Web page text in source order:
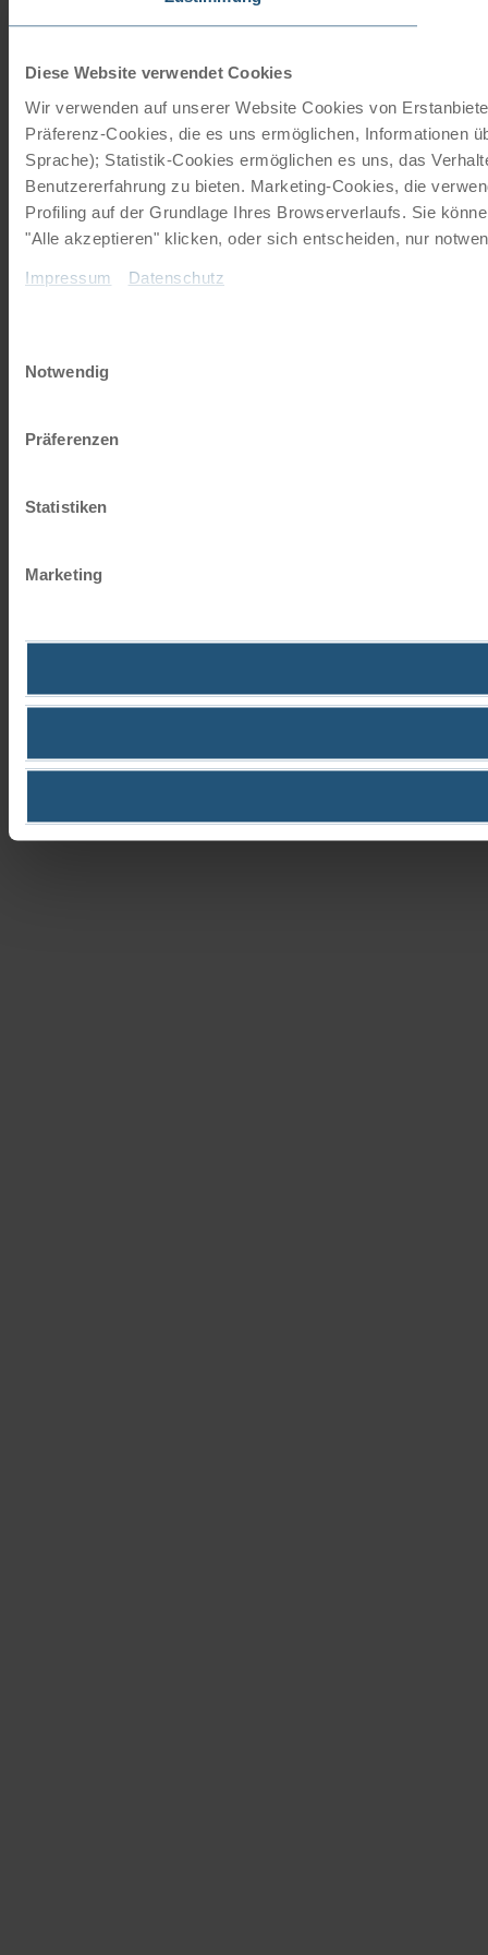
Diese Website verwendet Cookies
Wir verwenden auf unserer Website Cookies von
Präferenz-Cookies, die es uns ermöglichen, Informationen
Sprache); Statistik-Cookies ermöglichen es uns, das
Benutzererfahrung zu bieten. Marketing-Cookies, die
Profiling auf der Grundlage Ihres Browserverlaufs. Sie
"Alle akzeptieren" klicken, oder sich entscheiden, nur
Impressum Datenschutz
Notwendig
Präferenzen
Statistiken
Marketing